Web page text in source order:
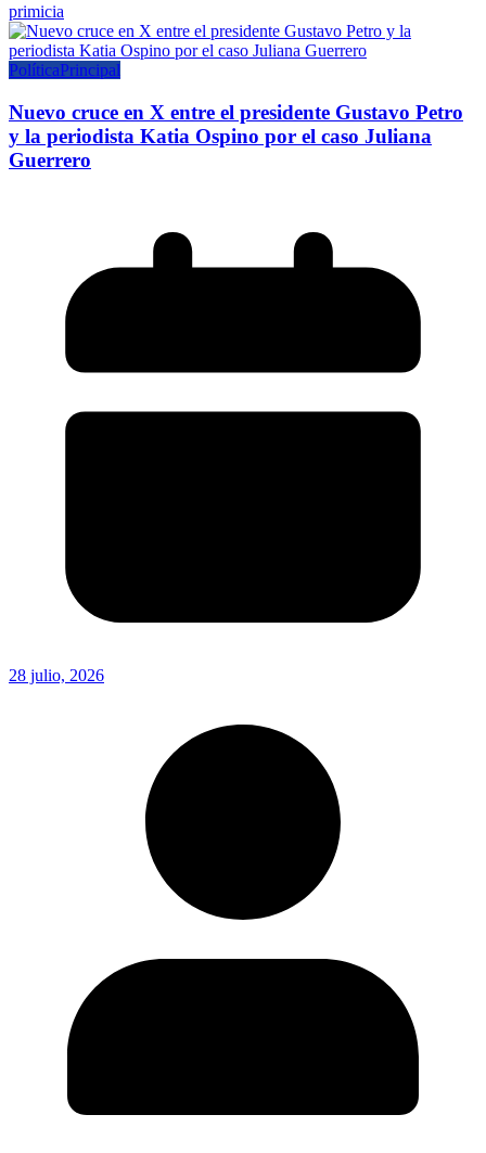
primicia
PolíticaPrincipal
Nuevo cruce en X entre el presidente Gustavo Petro
y la periodista Katia Ospino por el caso Juliana
Guerrero
28 julio, 2026